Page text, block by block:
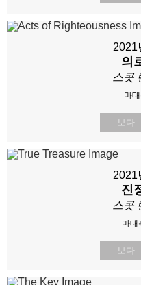
2021
의
스콧
마
보다
2021
진
스콧
마태
보다